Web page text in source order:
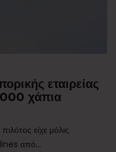
εταιρείας
χάπια
είχε μόλις
από...